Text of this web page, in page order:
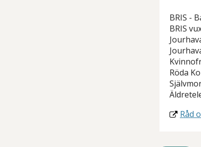
BRIS -
BRIS
Röda
Råd